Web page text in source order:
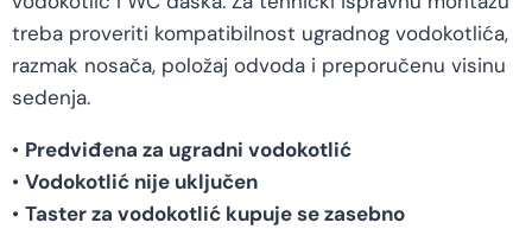
treba proveriti kompatibilnost ugradnog vodokotlića,
razmak nosača, položaj odvoda i preporučenu visinu
sedenja.
• Predviđena za ugradni vodokotlić
• Vodokotlić nije uključen
• Taster za vodokotlić kupuje se zasebno